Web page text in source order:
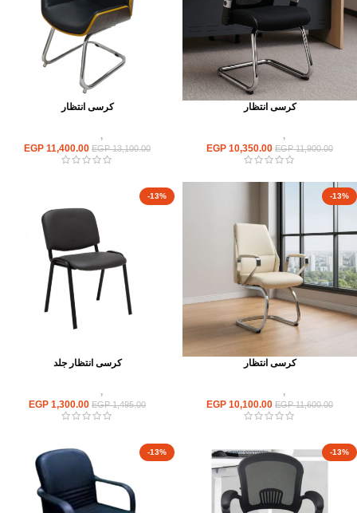
كرسى انتظار
,
EGP11,900.00
EGP 10,350.00
كرسى انتظار
,
EGP13,100.00
EGP 11,400.00
-13%
كرسى انتظار
,
EGP11,600.00
EGP 10,100.00
-13%
كرسى انتظار جلد
,
EGP1,495.00
EGP 1,300.00
-13%
-13%